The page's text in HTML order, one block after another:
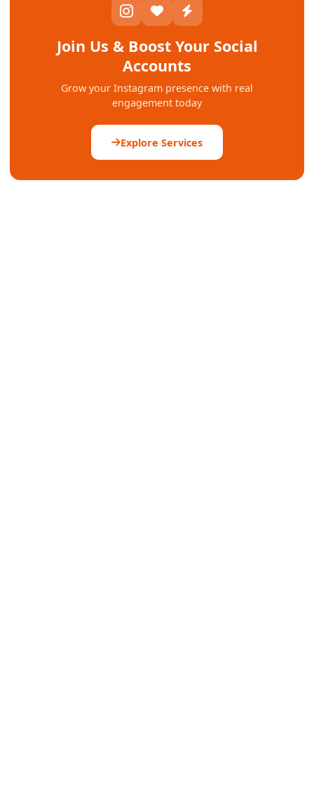
Join Us & Boost Your Social
Accounts
Grow your Instagram presence with real
engagement today
Explore Services